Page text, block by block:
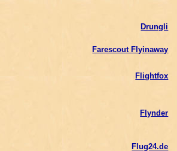
Drungli
Farescout Flyinaway
Flightfox
Flynder
Flug24.de